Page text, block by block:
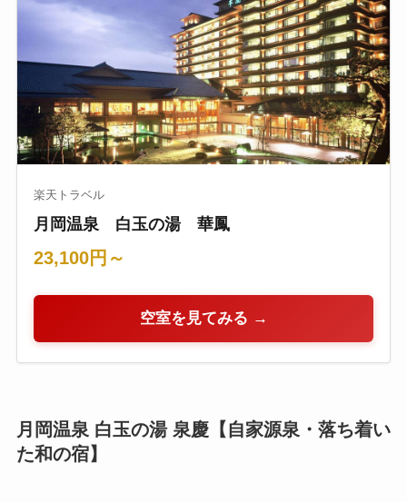
楽天トラベル
月岡温泉 白玉の湯 華鳳
23,100円～
空室を見てみる →
月岡温泉 白玉の湯 泉慶【自家源泉・落ち着い
た和の宿】